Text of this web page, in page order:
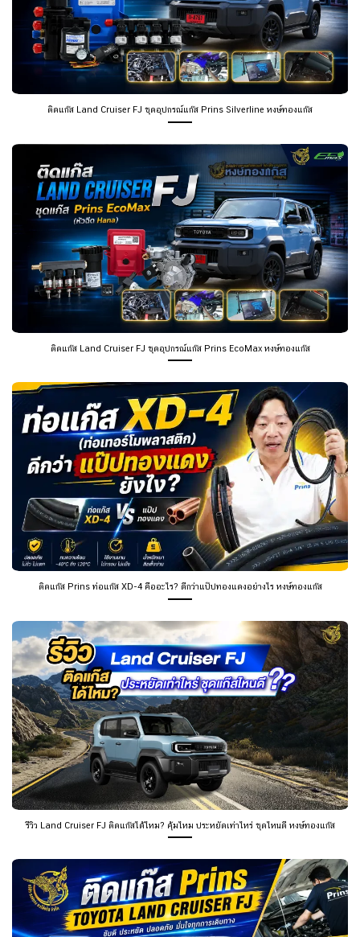
ติดแก๊ส Land Cruiser FJ ชุดอุปกรณ์แก๊ส Prins Silverline หงษ์ทองแก๊ส
ติดแก๊ส Land Cruiser FJ ชุดอุปกรณ์แก๊ส Prins EcoMax หงษ์ทองแก๊ส
ติดแก๊ส Prins ท่อแก๊ส XD-4 คืออะไร? ดีกว่าแป๊ปทองแดงอย่างไร หงษ์ทองแก๊ส
รีวิว Land Cruiser FJ ติดแก๊สได้ไหม? คุ้มไหม ประหยัดเท่าไหร่ ชุดไหนดี หงษ์ทองแก๊ส